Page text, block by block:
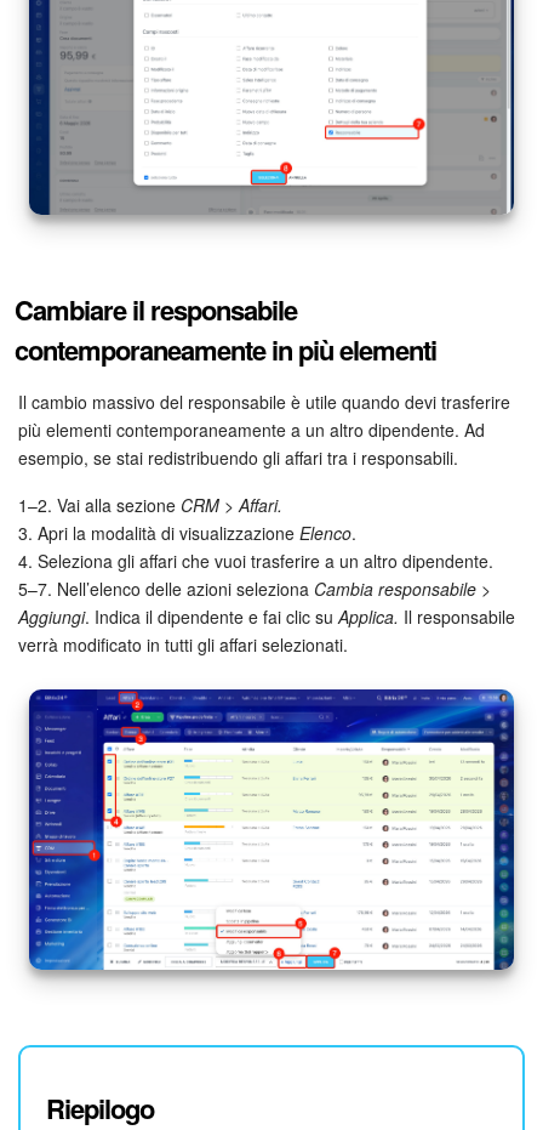
Cambiare il responsabile
contemporaneamente in più elementi
Il cambio massivo del responsabile è utile quando devi trasferire
più elementi contemporaneamente a un altro dipendente. Ad
esempio, se stai redistribuendo gli affari tra i responsabili.
1–2. Vai alla sezione CRM > Affari.
3. Apri la modalità di visualizzazione Elenco.
4. Seleziona gli affari che vuoi trasferire a un altro dipendente.
5–7. Nell’elenco delle azioni seleziona Cambia responsabile >
Aggiungi. Indica il dipendente e fai clic su Applica. Il responsabile
verrà modificato in tutti gli affari selezionati.
Riepilogo